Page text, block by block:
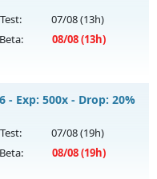
07/08(13h)
08/08(13h)
phí, Boss liên tục,
quà nạp
chủ
Thái Dương Clasic
- Exp: 500x - Drop: 20%
07/08(19h)
08/08(19h)